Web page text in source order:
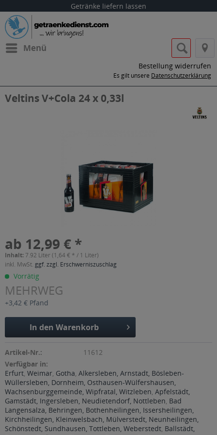
Getränke liefern lassen
Menü
Bestellung widerrufen
Es gilt unsere Datenschutzerklärung
Veltins V+Cola 24 x 0,33l
ab 12,99 € *
Inhalt:7.92 Liter (1,64 € * / 1 Liter)
inkl. MwSt. ggf. zzgl. Erschwerniszuschlag
Vorrätig
MEHRWEG
+3,42 € Pfand
In den Warenkorb
Artikel-Nr.:
11612
Verfügbar in:
Erfurt, Weimar, Gotha, Alkersleben, Arnstadt, Bösleben-
Wüllersleben, Dornheim, Osthausen-Wülfershausen,
Wachsenburggemeinde, Wipfratal, Witzleben, Apfelstädt,
Gamstädt, Ingersleben, Neudietendorf, Nottleben, Bad
Langensalza, Behringen, Bothenheilingen, Issersheilingen,
Kirchheilingen, Kleinwelsbach, Mülverstedt, Neunheilingen,
Schönstedt, Sundhausen, Tottleben, Weberstedt, Ballstädt,